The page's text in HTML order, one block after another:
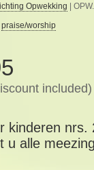
Opwekking |
praise/worship
included)
kinderen
u alle